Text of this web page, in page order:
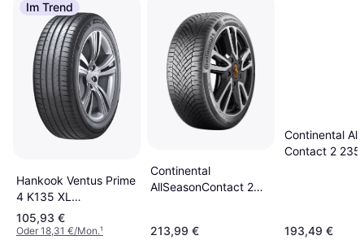
Im Trend
Hankook Ventus Prime
4 K135 XL
Sommerreifen
105,93 €
Oder 18,31 €/Mon.¹
Continental
AllSeasonContact 2
213,99 €
Continental All
Contact 2 235
193,49 €